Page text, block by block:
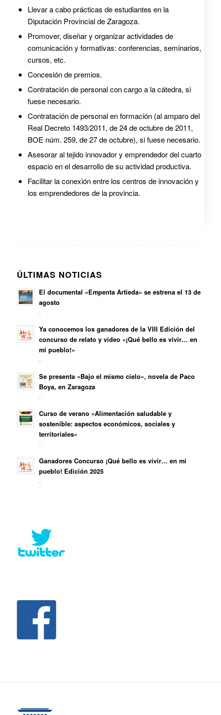
Llevar a cabo prácticas de estudiantes en la
Diputación Provincial de Zaragoza.
Promover, diseñar y organizar actividades de
comunicación y formativas: conferencias, seminarios,
cursos, etc.
Concesión de premios.
Contratación de personal con cargo a la cátedra, si
fuese necesario.
Contratación de personal en formación (al amparo del
Real Decreto 1493/2011, de 24 de octubre de 2011,
BOE núm. 259, de 27 de octubre), si fuese necesario.
Asesorar al tejido innovador y emprendedor del cuarto
espacio en el desarrollo de su actividad productiva.
Facilitar la conexión entre los centros de innovación y
los emprendedores de la provincia.
ÚLTIMAS NOTICIAS
El documental «Empenta Artieda» se estrena el 13 de
agosto
-
Ya conocemos los ganadores de la VIII Edición del
concurso de relato y vídeo «¡Qué bello es vivir… en
mi pueblo!»
-
Se presenta «Bajo el mismo cielo», novela de Paco
Boya, en Zaragoza
-
Curso de verano «Alimentación saludable y
sostenible: aspectos económicos, sociales y
territoriales»
-
Ganadores Concurso ¡Qué bello es vivir… en mi
pueblo! Edición 2025
-